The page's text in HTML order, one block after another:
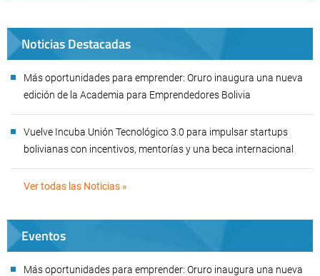
Noticias Destacadas
Más oportunidades para emprender: Oruro inaugura una nueva
edición de la Academia para Emprendedores Bolivia
Vuelve Incuba Unión Tecnológico 3.0 para impulsar startups
bolivianas con incentivos, mentorías y una beca internacional
Ver todas las Noticias »
Eventos
Más oportunidades para emprender: Oruro inaugura una nueva